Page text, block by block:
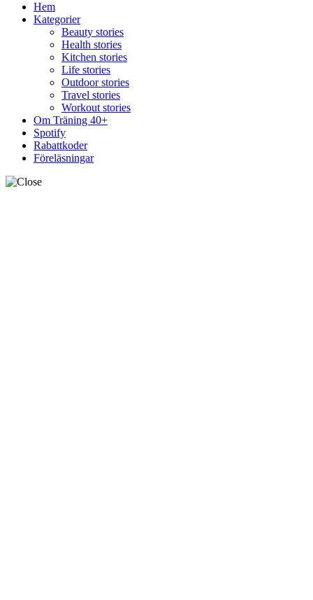
Hem
Kategorier
Beauty stories
Health stories
Kitchen stories
Life stories
Outdoor stories
Travel stories
Workout stories
Om Träning 40+
Spotify
Rabattkoder
Föreläsningar